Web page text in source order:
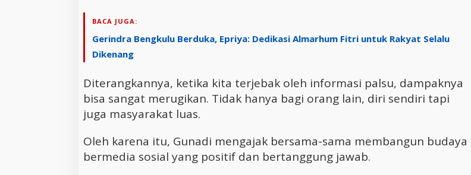
BACA JUGA:
Gerindra Bengkulu Berduka, Epriya: Dedikasi Almarhum Fitri untuk Rakyat Selalu
Dikenang
Diterangkannya, ketika kita terjebak oleh informasi palsu, dampaknya
bisa sangat merugikan. Tidak hanya bagi orang lain, diri sendiri tapi
juga masyarakat luas.
Oleh karena itu, Gunadi mengajak bersama-sama membangun budaya
bermedia sosial yang positif dan bertanggung jawab.